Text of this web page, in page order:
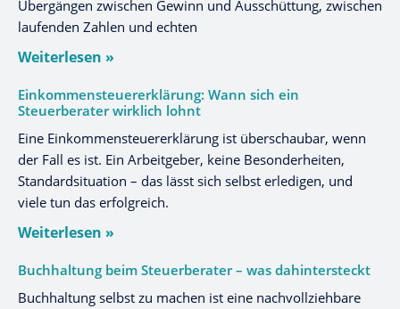
Übergängen zwischen Gewinn und Ausschüttung, zwischen
laufenden Zahlen und echten
Weiterlesen »
Einkommensteuererklärung: Wann sich ein
Steuerberater wirklich lohnt
Eine Einkommensteuererklärung ist überschaubar, wenn
der Fall es ist. Ein Arbeitgeber, keine Besonderheiten,
Standardsituation – das lässt sich selbst erledigen, und
viele tun das erfolgreich.
Weiterlesen »
Buchhaltung beim Steuerberater – was dahintersteckt
Buchhaltung selbst zu machen ist eine nachvollziehbare